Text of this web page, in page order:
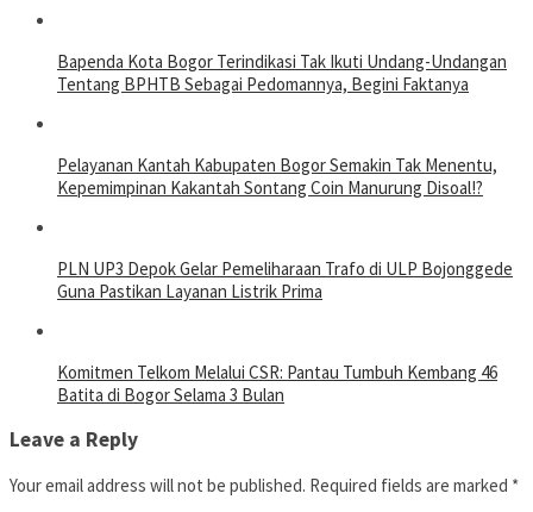
Bapenda Kota Bogor Terindikasi Tak Ikuti Undang-Undangan
Tentang BPHTB Sebagai Pedomannya, Begini Faktanya
Pelayanan Kantah Kabupaten Bogor Semakin Tak Menentu,
Kepemimpinan Kakantah Sontang Coin Manurung Disoal!?
PLN UP3 Depok Gelar Pemeliharaan Trafo di ULP Bojonggede
Guna Pastikan Layanan Listrik Prima
Komitmen Telkom Melalui CSR: Pantau Tumbuh Kembang 46
Batita di Bogor Selama 3 Bulan
Leave a Reply
Your email address will not be published. Required fields are marked *